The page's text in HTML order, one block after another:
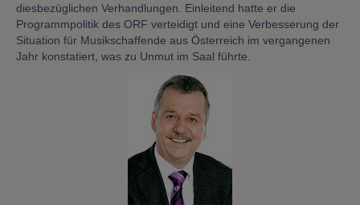
diesbezüglichen Verhandlungen. Einleitend hatte er die
Programmpolitik des ORF verteidigt und eine Verbesserung der
Situation für Musikschaffende aus Österreich im vergangenen
Jahr konstatiert, was zu Unmut im Saal führte.